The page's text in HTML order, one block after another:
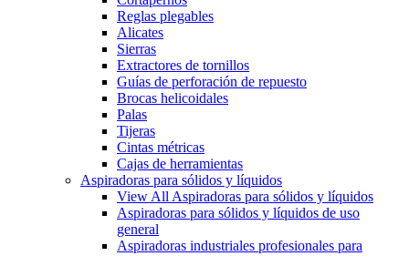
Reglas plegables
Alicates
Sierras
Extractores de tornillos
Guías de perforación de repuesto
Brocas helicoidales
Palas
Tijeras
Cintas métricas
Cajas de herramientas
Aspiradoras para sólidos y líquidos
View All Aspiradoras para sólidos y líquidos
Aspiradoras para sólidos y líquidos de uso
general
Aspiradoras industriales profesionales para